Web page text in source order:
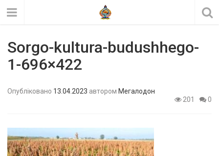
Sorgo-kultura-budushhego-
1-696×422
Опубліковано 13.04.2023 автором Мегалодон
201
0